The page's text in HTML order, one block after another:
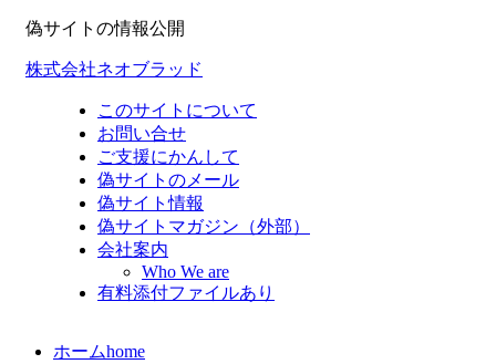
偽サイトの情報公開
株式会社ネオブラッド
このサイトについて
お問い合せ
ご支援にかんして
偽サイトのメール
偽サイト情報
偽サイトマガジン（外部）
会社案内
Who We are
有料添付ファイルあり
ホームhome